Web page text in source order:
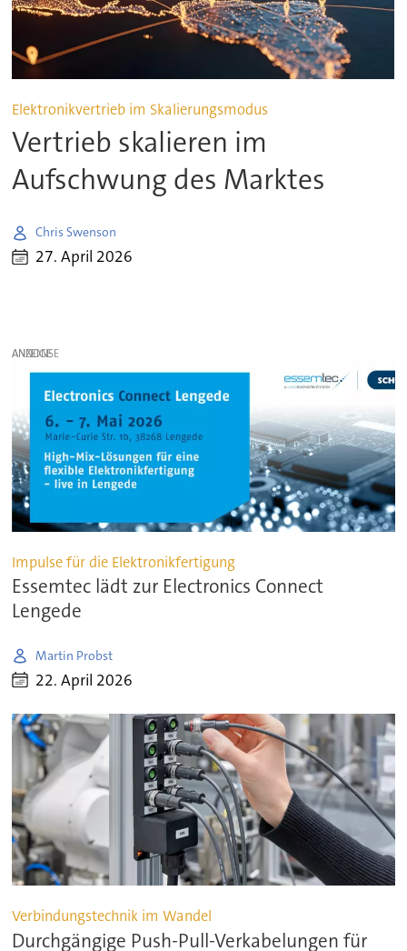
Elektronikvertrieb im Skalierungsmodus
Vertrieb skalieren im
Aufschwung des Marktes
Chris Swenson
27. April 2026
ANZEIGE
Impulse für die Elektronikfertigung
Essemtec lädt zur Electronics Connect
Lengede
Martin Probst
22. April 2026
Verbindungstechnik im Wandel
Durchgängige Push-Pull-Verkabelungen für